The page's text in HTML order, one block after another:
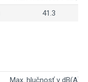
41.3
Max. hlučnosť v dB(A)